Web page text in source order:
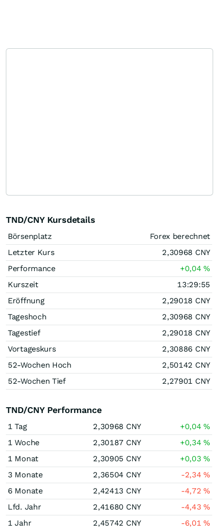
TND/CNY Kursdetails
Börsenplatz
Forex berechnet
Letzter Kurs
2,30968 CNY
Performance
+0,04%
Kurszeit
13:29:55
Eröffnung
2,29018 CNY
Tageshoch
2,30968 CNY
Tagestief
2,29018 CNY
Vortageskurs
2,30886 CNY
52-Wochen Hoch
2,50142 CNY
52-Wochen Tief
2,27901 CNY
TND/CNY Performance
1 Tag 2,30968 CNY +0,04%
1 Woche
2,30187 CNY +0,34%
1 Monat
2,30905 CNY +0,03%
3 Monate
2,36504 CNY -2,34%
6 Monate
2,42413 CNY -4,72%
Lfd. Jahr
2,41680 CNY -4,43%
1 Jahr
2,45742 CNY -6,01%